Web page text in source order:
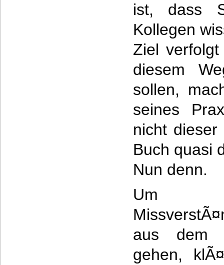
ist, dass
Kollegen
Ziel
diesem
sollen,
seines
nicht
Buch quasi
Nun denn.
Um
aus dem
gehen,